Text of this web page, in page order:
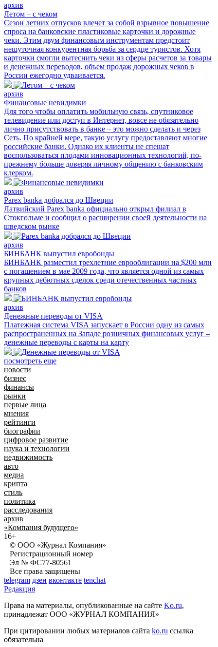
архив
Летом – с чеком
Сезон летних отпусков влечет за собой взрывное повышение
спроса на банковские пластиковые карточки и дорожные
чеки. Этим двум финансовым инструментам предстоит
нешуточная конкурентная борьба за сердце туристов. Хотя
карточки смогли вытеснить чеки из сферы расчетов за товары
и денежных переводов, объем продаж дорожных чеков в
России ежегодно удваивается.
архив
Финансовые невидимки
Для того чтобы оплатить мобильную связь, спутниковое
телевидение или доступ в Интернет, вовсе не обязательно
лично присутствовать в банке – это можно сделать и через
Сеть. По крайней мере, такую услугу предоставляют многие
российские банки. Однако их клиенты не спешат
воспользоваться плодами инновационных технологий, по-
прежнему больше доверяя личному общению с банковским
клерком.
архив
Parex banka добрался до Швеции
Латвийский Parex banka официально открыл филиал в
Стокгольме и сообщил о расширении своей деятельности на
шведском рынке
архив
БИНБАНК выпустил евробонды
БИНБАНК разместил трехлетние еврооблигации на $200 млн
с погашением в мае 2009 года, что является одной из самых
крупных дебютных сделок среди отечественных частных
банков
архив
Денежные переводы от VISA
Платежная система VISA запускает в России одну из самых
распространенных на Западе розничных финансовых услуг –
денежные переводы с карты на карту
посмотреть еще
новости
бизнес
финансы
рынки
первые лица
мнения
рейтинги
биографии
цифровое развитие
наука и технологии
недвижимость
авто
медиа
крипта
стиль
политика
расследования
архив
«Компания будущего»
16+
© ООО «Журнал Компания»
Регистрационный номер
Эл № ФС77-80561
Все права защищены
telegram дзен вконтакте tenchat
Редакция
Права на материалы, опубликованные на сайте Ko.ru,
принадлежат ООО «ЖУРНАЛ КОМПАНИЯ»
При цитировании любых материалов сайта ko.ru ссылка
обязательна